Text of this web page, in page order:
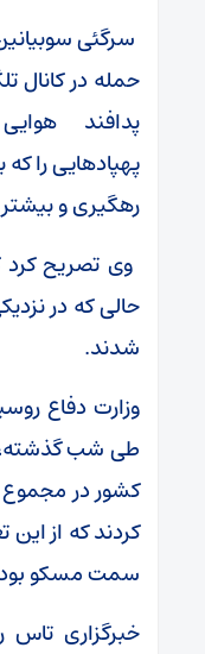
سرگئی
حمله در کانال
پدافند
پهپادهایی را
رهگیری و بیشتر
حالی که در
شدند.
وزارت دفاع
طی شب گذشته،
سمت مسکو
خبرگزاری تاس